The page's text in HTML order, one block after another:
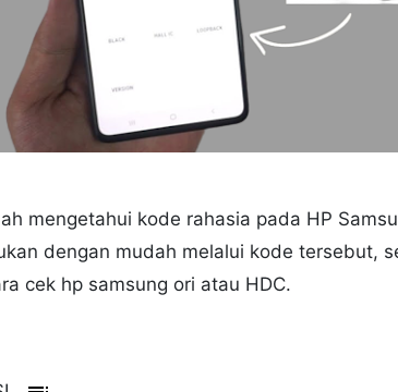
mengetahui kode rahasia pada HP
dengan mudah melalui kode tersebut,
cek hp samsung ori atau HDC.